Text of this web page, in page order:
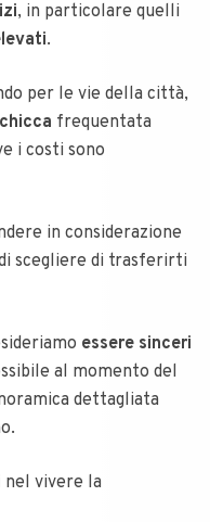
, in particolare quelli
.
per le vie della città,
frequentata
i costi sono
in considerazione
scegliere di trasferirti
essere sinceri
al momento del
dettagliata
nel vivere la